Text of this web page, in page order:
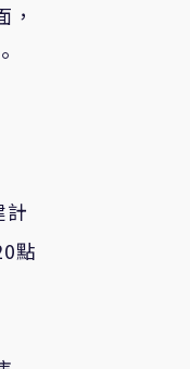
計
點